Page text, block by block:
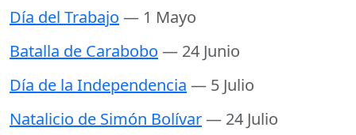
Día del Trabajo — 1 Mayo
Batalla de Carabobo — 24 Junio
Día de la Independencia — 5 Julio
Natalicio de Simón Bolívar— 24 Julio